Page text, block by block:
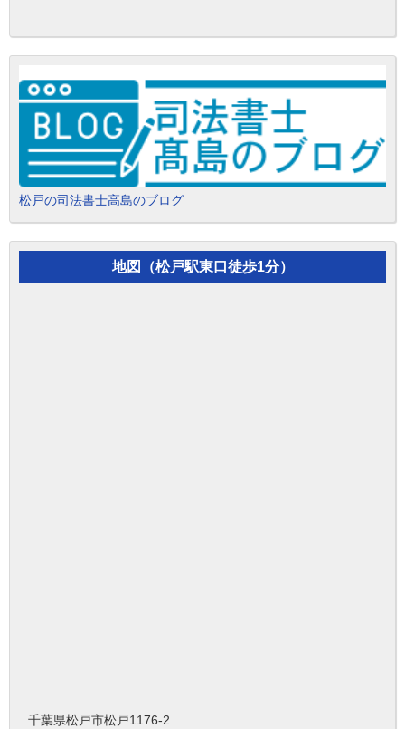
松戸の司法書士高島のブログ
地図（松戸駅東口徒歩1分）
千葉県松戸市松戸1176-2